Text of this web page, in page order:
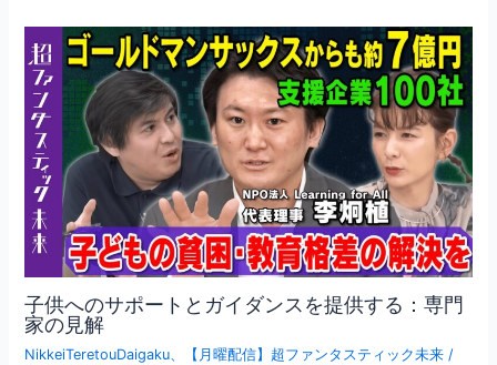
子供へのサポートとガイダンスを提供する：専門
家の見解
NikkeiTeretouDaigaku、 【月曜配信】超ファンタスティック未来 /